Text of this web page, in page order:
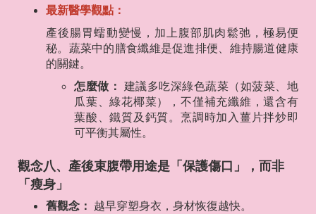
最新醫學觀點：
產後腸胃蠕動變慢，加上腹部肌肉鬆弛，極易便
秘。蔬菜中的膳食纖維是促進排便、維持腸道健康
的關鍵。
怎麼做： 建議多吃深綠色蔬菜（如菠菜、地
瓜葉、綠花椰菜），不僅補充纖維，還含有
葉酸、鐵質及鈣質。烹調時加入薑片拌炒即
可平衡其屬性。
觀念八、產後束腹帶用途是「保護傷口」，而非
「瘦身」
舊觀念： 越早穿塑身衣，身材恢復越快。